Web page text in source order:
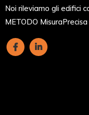
Noi rileviamo gli edifici
METODO